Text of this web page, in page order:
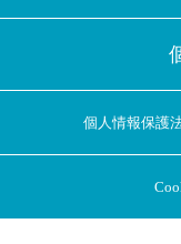
個人情報保護